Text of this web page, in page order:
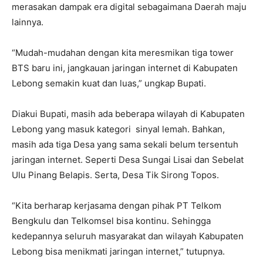
merasakan dampak era digital sebagaimana Daerah maju
lainnya.
“Mudah-mudahan dengan kita meresmikan tiga tower
BTS baru ini, jangkauan jaringan internet di Kabupaten
Lebong semakin kuat dan luas,” ungkap Bupati.
Diakui Bupati, masih ada beberapa wilayah di Kabupaten
Lebong yang masuk kategori sinyal lemah. Bahkan,
masih ada tiga Desa yang sama sekali belum tersentuh
jaringan internet. Seperti Desa Sungai Lisai dan Sebelat
Ulu Pinang Belapis. Serta, Desa Tik Sirong Topos.
“Kita berharap kerjasama dengan pihak PT Telkom
Bengkulu dan Telkomsel bisa kontinu. Sehingga
kedepannya seluruh masyarakat dan wilayah Kabupaten
Lebong bisa menikmati jaringan internet,” tutupnya.